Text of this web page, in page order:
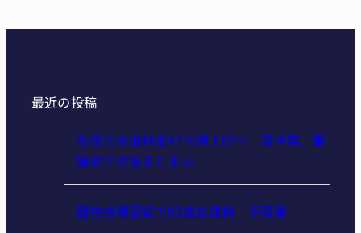
最近の投稿
名張市水道料金47％値上げへ 答申案、審
議会で大筋まとまる
器物損壊容疑で83歳女逮捕 伊賀署